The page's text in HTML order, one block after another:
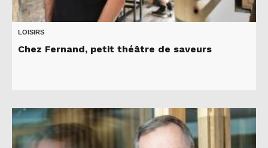
LOISIRS
Chez Fernand, petit théâtre de saveurs